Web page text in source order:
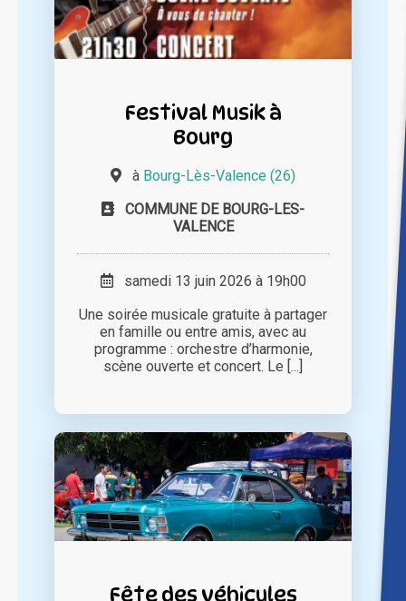
Festival Musik à
Bourg
à Bourg-Lès-Valence (26)
COMMUNE DE BOURG-LES-
VALENCE
samedi 13 juin 2026 à 19h00
Une soirée musicale gratuite à partager
en famille ou entre amis, avec au
programme : orchestre d’harmonie,
scène ouverte et concert. Le [...]
Fête des véhicules